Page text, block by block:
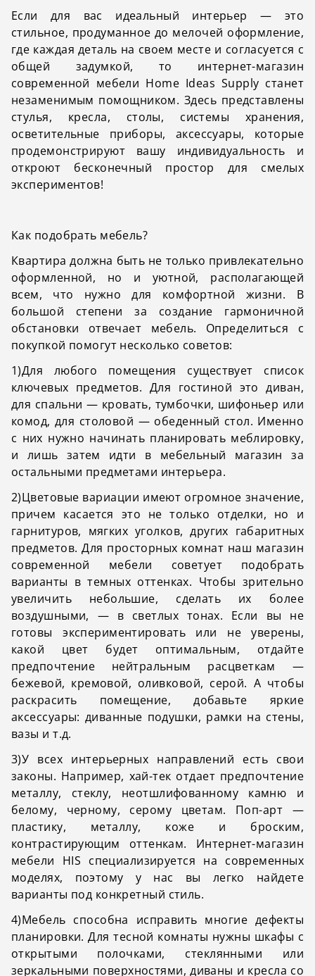
Если для вас идеальный интерьер — это
стильное, продуманное до мелочей оформление,
где каждая деталь на своем месте и согласуется с
общей задумкой, то интернет-магазин
современной мебели Home Ideas Supply станет
незаменимым помощником. Здесь представлены
стулья, кресла, столы, системы хранения,
осветительные приборы, аксессуары, которые
продемонстрируют вашу индивидуальность и
откроют бесконечный простор для смелых
экспериментов!
Как подобрать мебель?
Квартира должна быть не только привлекательно
оформленной, но и уютной, располагающей
всем, что нужно для комфортной жизни. В
большой степени за создание гармоничной
обстановки отвечает мебель. Определиться с
покупкой помогут несколько советов:
1)Для любого помещения существует список
ключевых предметов. Для гостиной это диван,
для спальни — кровать, тумбочки, шифоньер или
комод, для столовой — обеденный стол. Именно
с них нужно начинать планировать меблировку,
и лишь затем идти в мебельный магазин за
остальными предметами интерьера.
2)Цветовые вариации имеют огромное значение,
причем касается это не только отделки, но и
гарнитуров, мягких уголков, других габаритных
предметов. Для просторных комнат наш магазин
современной мебели советует подобрать
варианты в темных оттенках. Чтобы зрительно
увеличить небольшие, сделать их более
воздушными, — в светлых тонах. Если вы не
готовы экспериментировать или не уверены,
какой цвет будет оптимальным, отдайте
предпочтение нейтральным расцветкам —
бежевой, кремовой, оливковой, серой. А чтобы
раскрасить помещение, добавьте яркие
аксессуары: диванные подушки, рамки на стены,
вазы и т.д.
3)У всех интерьерных направлений есть свои
законы. Например, хай-тек отдает предпочтение
металлу, стеклу, неотшлифованному камню и
белому, черному, серому цветам. Поп-арт —
пластику, металлу, коже и броским,
контрастирующим оттенкам. Интернет-магазин
мебели HIS специализируется на современных
моделях, поэтому у нас вы легко найдете
варианты под конкретный стиль.
4)Мебель способна исправить многие дефекты
планировки. Для тесной комнаты нужны шкафы с
открытыми полочками, стеклянными или
зеркальными поверхностями, диваны и кресла со